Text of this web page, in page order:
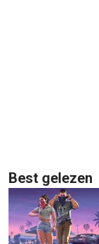
Best gelezen